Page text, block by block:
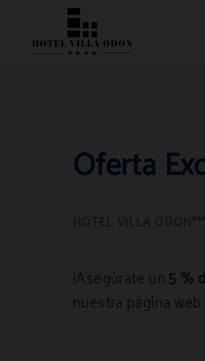
Oferta
¡Asegúrate un 5 %
nuestra página